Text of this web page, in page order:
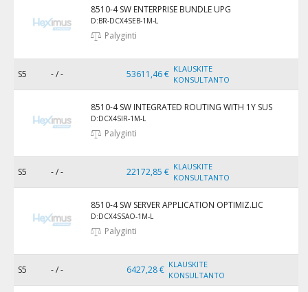
8510-4 SW ENTERPRISE BUNDLE UPG
D:BR-DCX4SEB-1M-L
Palyginti
S5 - / - 53611,46 € KLAUSKITE
KONSULTANTO
8510-4 SW INTEGRATED ROUTING WITH 1Y SUS
D:DCX4SIR-1M-L
Palyginti
S5 - / - 22172,85 € KLAUSKITE
KONSULTANTO
8510-4 SW SERVER APPLICATION OPTIMIZ.LIC
D:DCX4SSAO-1M-L
Palyginti
S5 - / - 6427,28 € KLAUSKITE
KONSULTANTO